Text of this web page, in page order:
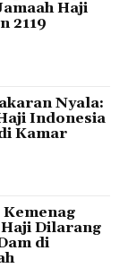
Haji
2119
Nyala:
Indonesia
Kamar
Dilarang
di